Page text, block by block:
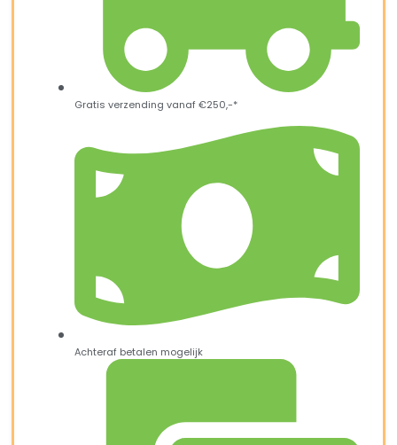
Gratis verzending vanaf €250,-*
Achteraf betalen mogelijk